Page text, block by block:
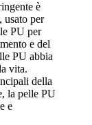
è
usato per
PU per
e del
PU abbia
vita.
della
la pelle PU
e